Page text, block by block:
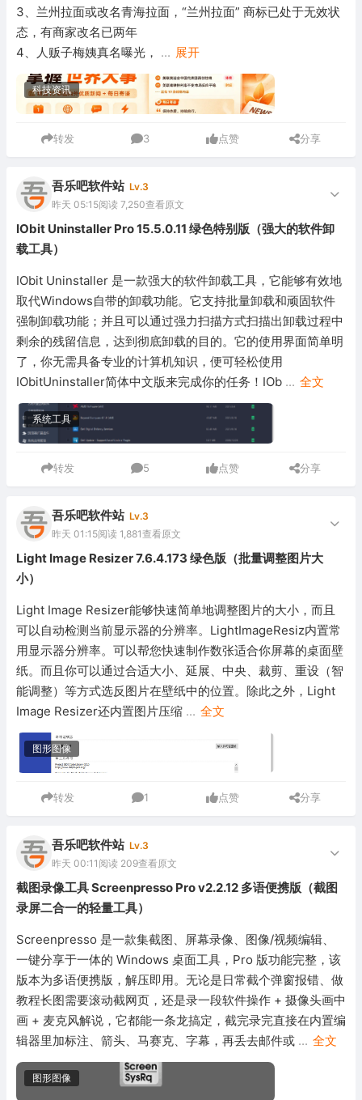
3、兰州拉面或改名青海拉面，“兰州拉面” 商标已处于无效状
态，有商家改名已两年
4、人贩子梅姨真名曝光， ... 展开
科技资讯
转发 3 点赞 分享
吾乐吧软件站 Lv.3
昨天 05:15阅读 7,250查看原文
IObit Uninstaller Pro 15.5.0.11 绿色特别版（强大的软件卸
载工具）
IObit Uninstaller 是一款强大的软件卸载工具，它能够有效地
取代Windows自带的卸载功能。它支持批量卸载和顽固软件
强制卸载功能；并且可以通过强力扫描方式扫描出卸载过程中
剩余的残留信息，达到彻底卸载的目的。它的使用界面简单明
了，你无需具备专业的计算机知识，便可轻松使用
IObitUninstaller简体中文版来完成你的任务！IOb ... 全文
系统工具
转发 5 点赞 分享
吾乐吧软件站 Lv.3
昨天 01:15阅读 1,881查看原文
Light Image Resizer 7.6.4.173 绿色版（批量调整图片大
小）
Light Image Resizer能够快速简单地调整图片的大小，而且
可以自动检测当前显示器的分辨率。LightImageResiz内置常
用显示器分辨率。可以帮您快速制作数张适合你屏幕的桌面壁
纸。而且你可以通过合适大小、延展、中央、裁剪、重设（智
能调整）等方式选反图片在壁纸中的位置。除此之外，Light
Image Resizer还内置图片压缩 ... 全文
图形图像
转发 1 点赞 分享
吾乐吧软件站 Lv.3
昨天 00:11 阅读 209查看原文
截图录像工具 Screenpresso Pro v2.2.12 多语便携版（截图
录屏二合一的轻量工具）
Screenpresso 是一款集截图、屏幕录像、图像/视频编辑、
一键分享于一体的 Windows 桌面工具，Pro 版功能完整，该
版本为多语便携版，解压即用。无论是日常截个弹窗报错、做
教程长图需要滚动截网页，还是录一段软件操作 + 摄像头画中
画 + 麦克风解说，它都能一条龙搞定，截完录完直接在内置编
辑器里加标注、箭头、马赛克、字幕，再丢去邮件或 ... 全文
图形图像